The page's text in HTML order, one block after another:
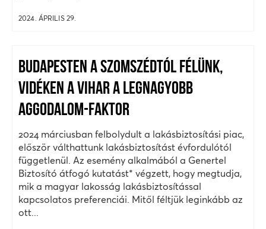
2024. ÁPRILIS 29.
BUDAPESTEN A SZOMSZÉDTÓL FÉLÜNK,
VIDÉKEN A VIHAR A LEGNAGYOBB
AGGODALOM-FAKTOR
2024 márciusban felbolydult a lakásbiztosítási piac,
először válthattunk lakásbiztosítást évfordulótól
függetlenül. Az esemény alkalmából a Genertel
Biztosító átfogó kutatást* végzett, hogy megtudja,
mik a magyar lakosság lakásbiztosítással
kapcsolatos preferenciái. Mitől féltjük leginkább az
ott...